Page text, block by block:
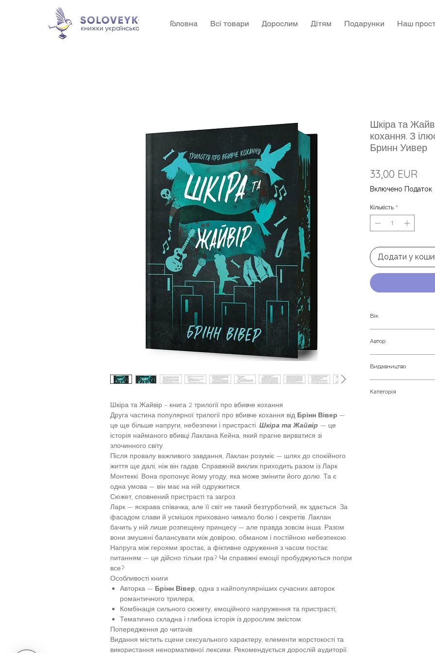
Головна Всі товари Дорослим Дітям Подарунки Наш
Шкіра та Жайвір – книга 2 трилогії про вбивче кохання
Друга частина популярної трилогії про вбивче кохання від Брінн Вівер —
це ще більше напруги, небезпеки і пристрасті. Шкіра та Жайвір — це
історія найманого вбивці Лаклана Кейна, який прагне вирватися зі
злочинного світу.
Після провалу важливого завдання, Лаклан розуміє — шлях до спокійного
життя ще далі, ніж він гадав. Справжній виклик приходить разом із Ларк
Монтеккі. Вона пропонує йому угоду, яка може змінити його долю. Та є
одна умова — він має на ній одружитися.
Сюжет, сповнений пристрасті та загроз
Ларк — яскрава співачка, але її світ не такий безтурботний, як здається. За
фасадом слави й усмішок приховано чимало болю і секретів. Лаклан
бачить у ній лише розпещену принцесу — але правда зовсім інша. Разом
вони змушені балансувати між довірою, обманом і постійною небезпекою.
Напруга між героями зростає, а фіктивне одруження з часом постає
питанням — це дійсно тільки гра? Чи справжні емоції пробуджуються попри
все?
Особливості книги
Авторка — Брінн Вівер, одна з найпопулярніших сучасних авторок
романтичного трилера;
Комбінація сильного сюжету, емоційного напруження та пристрасті;
Тематично складна і глибока історія із дорослим змістом.
Попередження до читачів
Видання містить сцени сексуального характеру, елементи жорстокості та
використання ненормативної лексики. Рекомендується дорослій аудиторії.
Шкіра та
кохання. З
Бринн Уивер
33,00 EUR
Включено Податок
Кількість *
Додати у
Вік
Автор
Видавництво
Категорія